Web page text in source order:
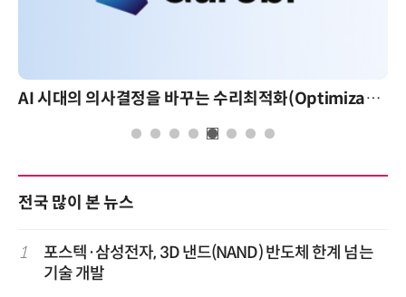
AI 시대의 의사결정을 바꾸는 수리최적화(Optimization): 실제 산업 적용 사례와 활용 전략
전국 많이 본 뉴스
1
포스텍·삼성전자, 3D 낸드(NAND) 반도체 한계 넘는
기술 개발